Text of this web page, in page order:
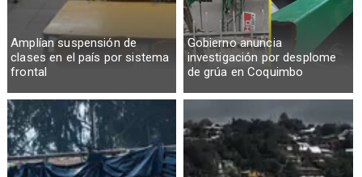
Amplían suspensión de
clases en el país por sistema
frontal
Gobierno anuncia
investigación por desplome
de grúa en Coquimbo